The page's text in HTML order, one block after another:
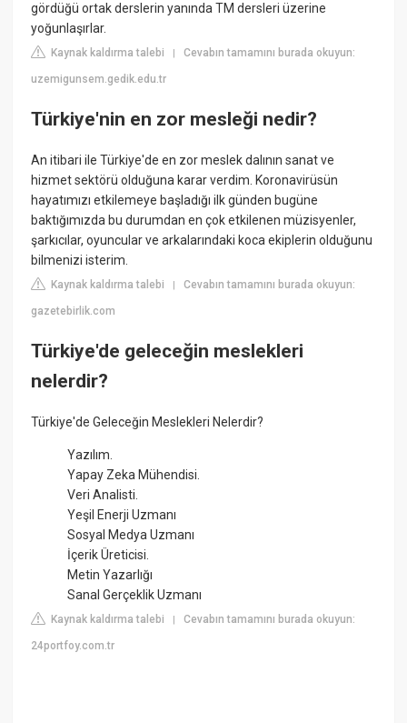
gördüğü ortak derslerin yanında TM dersleri üzerine
yoğunlaşırlar.
Kaynak kaldırma talebi |Cevabın tamamını burada okuyun:
uzemigunsem.gedik.edu.tr
Türkiye'nin en zor mesleği nedir?
An itibari ile Türkiye'de en zor meslek dalının sanat ve
hizmet sektörü olduğuna karar verdim. Koronavirüsün
hayatımızı etkilemeye başladığı ilk günden bugüne
baktığımızda bu durumdan en çok etkilenen müzisyenler,
şarkıcılar, oyuncular ve arkalarındaki koca ekiplerin olduğunu
bilmenizi isterim.
Kaynak kaldırma talebi |Cevabın tamamını burada okuyun:
gazetebirlik.com
Türkiye'de geleceğin meslekleri
nelerdir?
Türkiye'de Geleceğin Meslekleri Nelerdir?
Yazılım.
Yapay Zeka Mühendisi.
Veri Analisti.
Yeşil Enerji Uzmanı
Sosyal Medya Uzmanı
İçerik Üreticisi.
Metin Yazarlığı
Sanal Gerçeklik Uzmanı
Kaynak kaldırma talebi |Cevabın tamamını burada okuyun:
24portfoy.com.tr